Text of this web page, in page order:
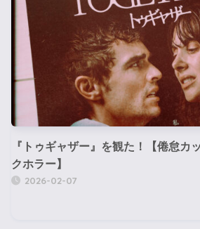
『トゥギャザー』を観た！【倦怠カ
クホラー】
2026-02-07